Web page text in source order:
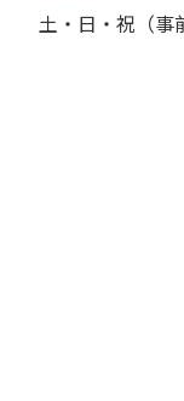
土・日・祝（事